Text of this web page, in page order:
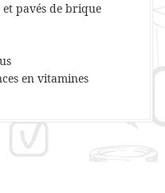
et pavés de brique
en vitamines